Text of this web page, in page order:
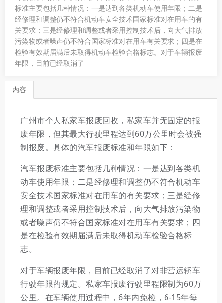
标准主要包括几种情况：一是达到各类机动车使用年限；二是
经修理和调整仍不符合机动车安全技术国家标准对在用车的有
关要求；三是经修理和调整或者采用控制技术后，向大气排放
污染物或者噪声仍不符合国家标准对在用车有关要求；四是在
检验有效期届满后未取得机动车检验合格标志。对于车辆报废
年限，目前已经取消了
内容
广州市个人私家车报废回收，私家车并无固定的报
废年限，但其最大行驶里程达到60万公里时会被强
制报废。具体的汽车报废标准和年限如下：
汽车报废标准主要包括几种情况：一是达到各类机
动车使用年限；二是经修理和调整仍不符合机动车
安全技术国家标准对在用车的有关要求；三是经修
理和调整或者采用控制技术后，向大气排放污染物
或者噪声仍不符合国家标准对在用车有关要求；四
是在检验有效期届满后未取得机动车检验合格标
志。
对于车辆报废年限，目前已经取消了对非营运轿车
行驶年限的规定。私家车报废行驶里程限制为60万
公里。在车辆使用过程中，6年内免检，6-15年每